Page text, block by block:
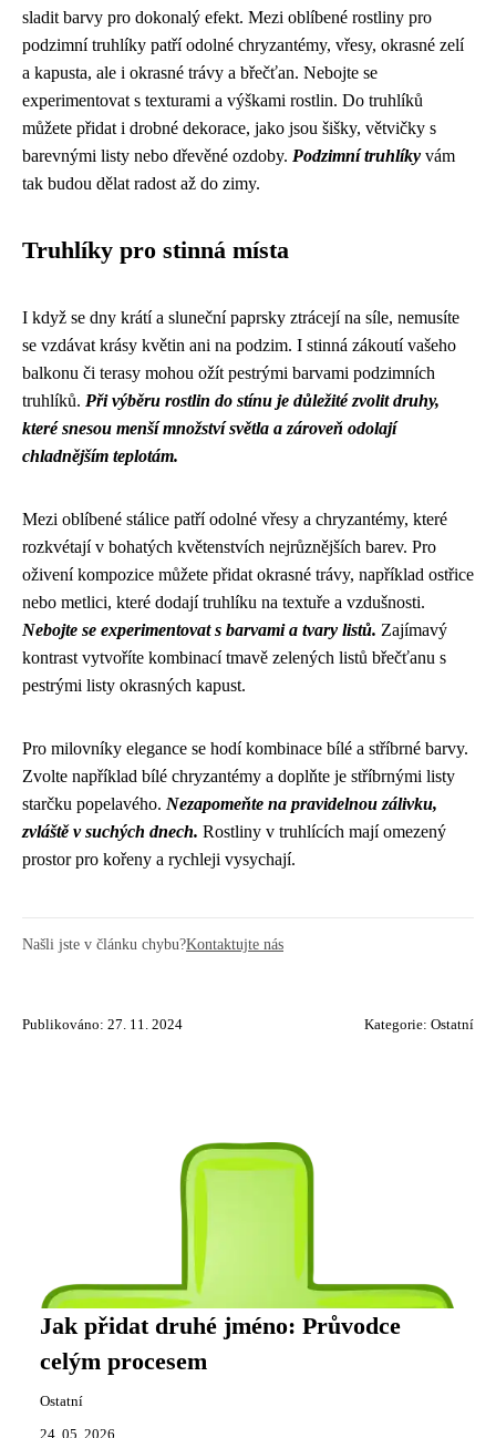
sladit barvy pro dokonalý efekt. Mezi oblíbené rostliny pro
podzimní truhlíky patří odolné chryzantémy, vřesy, okrasné zelí
a kapusta, ale i okrasné trávy a břečťan. Nebojte se
experimentovat s texturami a výškami rostlin. Do truhlíků
můžete přidat i drobné dekorace, jako jsou šišky, větvičky s
barevnými listy nebo dřevěné ozdoby. Podzimní truhlíky vám
tak budou dělat radost až do zimy.
Truhlíky pro stinná místa
I když se dny krátí a sluneční paprsky ztrácejí na síle, nemusíte
se vzdávat krásy květin ani na podzim. I stinná zákoutí vašeho
balkonu či terasy mohou ožít pestrými barvami podzimních
truhlíků. Při výběru rostlin do stínu je důležité zvolit druhy,
které snesou menší množství světla a zároveň odolají
chladnějším teplotám.
Mezi oblíbené stálice patří odolné vřesy a chryzantémy, které
rozkvétají v bohatých květenstvích nejrůznějších barev. Pro
oživení kompozice můžete přidat okrasné trávy, například ostřice
nebo metlici, které dodají truhlíku na textuře a vzdušnosti.
Nebojte se experimentovat s barvami a tvary listů. Zajímavý
kontrast vytvoříte kombinací tmavě zelených listů břečťanu s
pestrými listy okrasných kapust.
Pro milovníky elegance se hodí kombinace bílé a stříbrné barvy.
Zvolte například bílé chryzantémy a doplňte je stříbrnými listy
starčku popelavého. Nezapomeňte na pravidelnou zálivku,
zvláště v suchých dnech. Rostliny v truhlících mají omezený
prostor pro kořeny a rychleji vysychají.
Našli jste v článku chybu?Kontaktujte nás
Publikováno: 27. 11. 2024 Kategorie: Ostatní
Jak přidat druhé jméno: Průvodce
celým procesem
Ostatní
24. 05. 2026